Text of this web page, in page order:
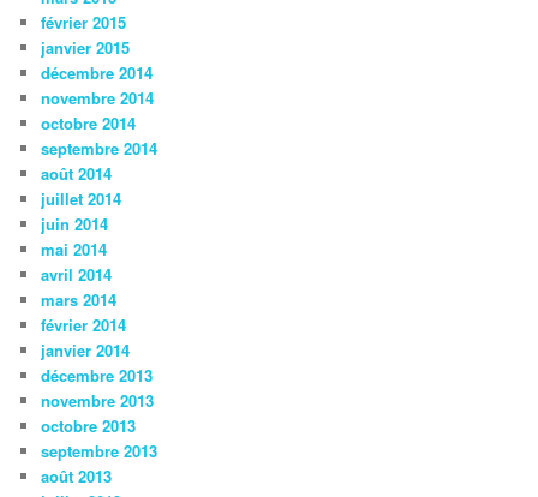
février 2015
janvier 2015
décembre 2014
novembre 2014
octobre 2014
septembre 2014
août 2014
juillet 2014
juin 2014
mai 2014
avril 2014
mars 2014
février 2014
janvier 2014
décembre 2013
novembre 2013
octobre 2013
septembre 2013
août 2013